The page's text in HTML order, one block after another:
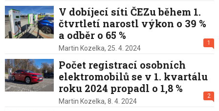
V dobíjecí síti ČEZu během 1.
čtvrtletí narostl výkon o 39 %
a odběr o 65 %
1
Martin Kozelka, 25. 4. 2024
Počet registrací osobních
elektromobilů se v 1. kvartálu
roku 2024 propadl o 1,8 %
2
Martin Kozelka, 8. 4. 2024